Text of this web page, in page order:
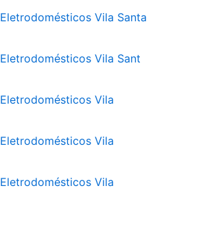
Vila Santa
Vila Sant
Vila
Vila
Vila